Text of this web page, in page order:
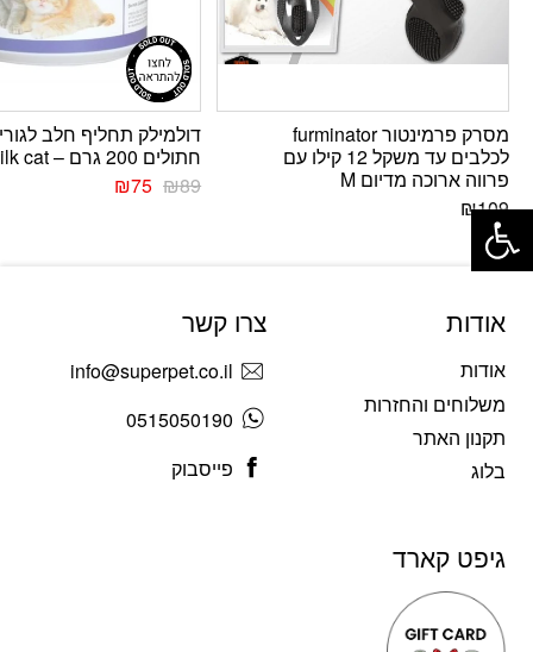
מסרק פרמינטור furminator
לכלבים עד משקל 12 קילו עם
פרווה ארוכה מדיום M
₪109
דולמילק תחליף חלב לגורי
חתולים 200 גרם – dolmilk cat
₪89
₪75
אודות
אודות
משלוחים והחזרות
תקנון האתר
בלוג
צרו קשר
info@superpet.co.il
0515050190
פייסבוק
גיפט קארד
פתח סרגל נגישות